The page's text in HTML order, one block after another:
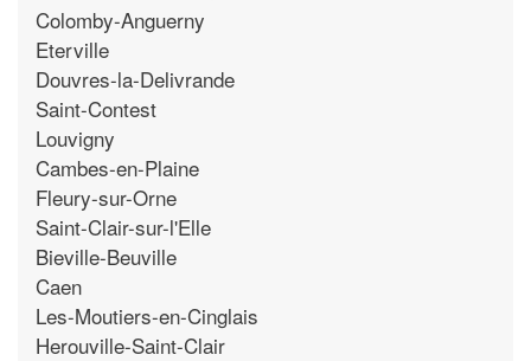
Colomby-Anguerny
Eterville
Douvres-la-Delivrande
Saint-Contest
Louvigny
Cambes-en-Plaine
Fleury-sur-Orne
Saint-Clair-sur-l'Elle
Bieville-Beuville
Caen
Les-Moutiers-en-Cinglais
Herouville-Saint-Clair